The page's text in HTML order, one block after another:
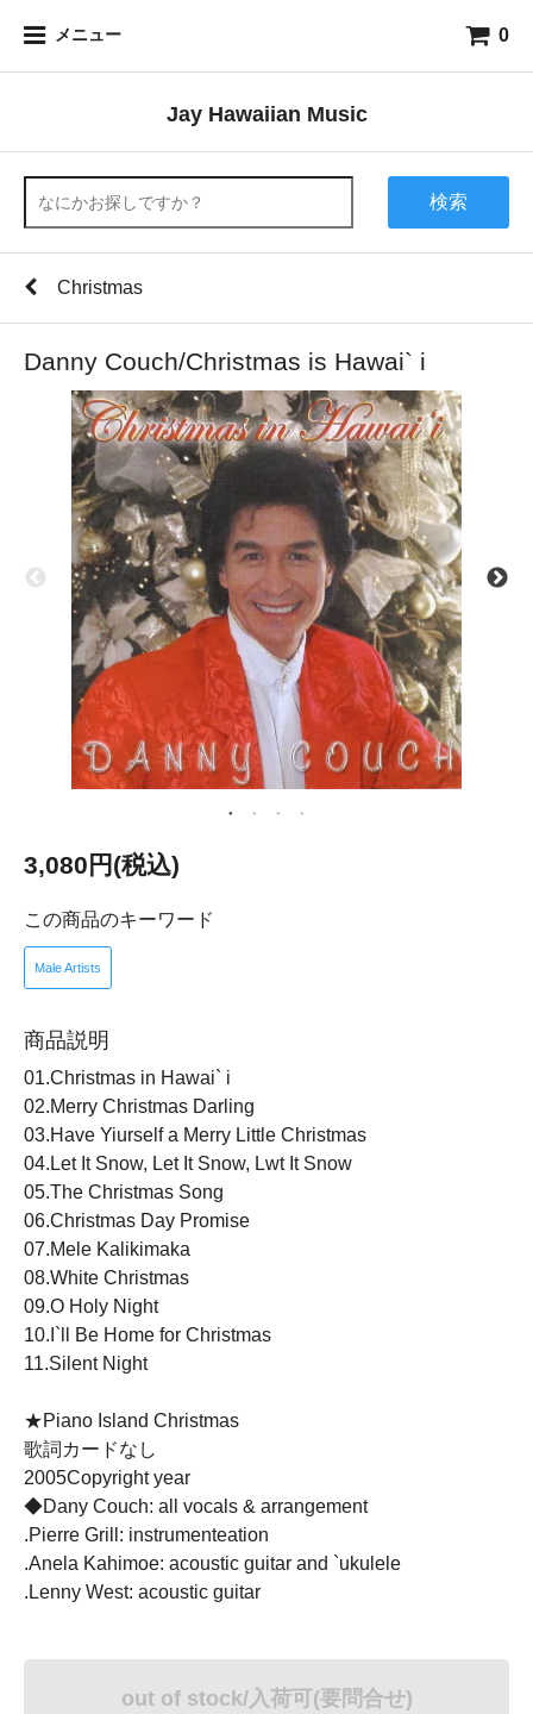
メニュー 0
Jay Hawaiian Music
検索
Christmas
Danny Couch/Christmas is Hawai` i
3,080円(税込)
この商品のキーワード
Male Artists
商品説明
01.Christmas in Hawai` i
02.Merry Christmas Darling
03.Have Yiurself a Merry Little Christmas
04.Let It Snow, Let It Snow, Lwt It Snow
05.The Christmas Song
06.Christmas Day Promise
07.Mele Kalikimaka
08.White Christmas
09.O Holy Night
10.I`ll Be Home for Christmas
11.Silent Night
★Piano Island Christmas
歌詞カードなし
2005Copyright year
◆Dany Couch: all vocals & arrangement
.Pierre Grill: instrumenteation
.Anela Kahimoe: acoustic guitar and `ukulele
.Lenny West: acoustic guitar
out of stock/入荷可(要問合せ)